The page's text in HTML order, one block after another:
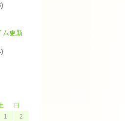
ム更新
日
1
2